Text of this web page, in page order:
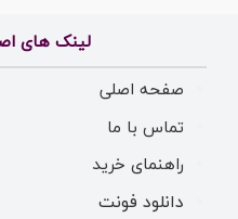
لینک های
صفحه اصلی
تماس با ما
راهنمای خرید
دانلود فونت